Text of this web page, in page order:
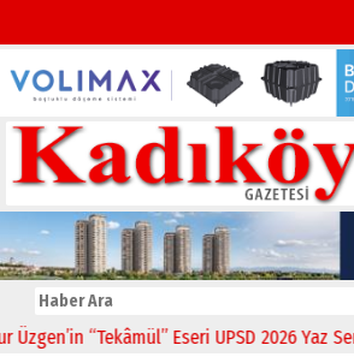
“Tekâmül” Eseri UPSD 2026 Yaz